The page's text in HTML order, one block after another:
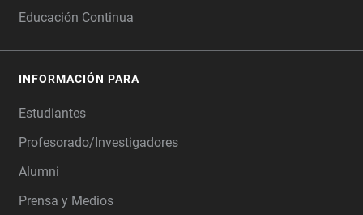
Educación Continua
INFORMACIÓN PARA
Estudiantes
Profesorado/Investigadores
Alumni
Prensa y Medios